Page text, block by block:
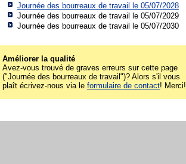
Journée des bourreaux de travail le 05/07/2028
Journée des bourreaux de travail le 05/07/2029
Journée des bourreaux de travail le 05/07/2030
Améliorer la qualité
Avez-vous trouvé de graves erreurs sur cette page
("Journée des bourreaux de travail")? Alors s'il vous
plaît écrivez-nous via le formulaire de contact! Merci!